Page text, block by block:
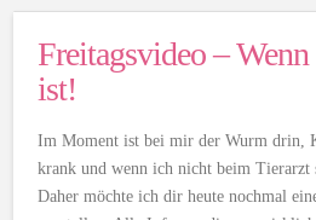
Freitagsvideo –
ist!
Im Moment ist bei mir der Wurm drin,
krank und wenn ich nicht beim Tierarzt
Daher möchte ich dir heute nochmal